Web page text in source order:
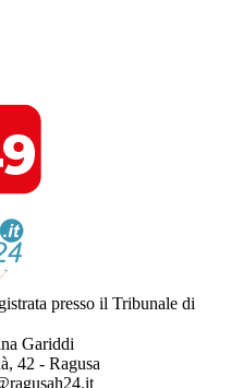
presso il Tribunale di
Gariddi
42 - Ragusa